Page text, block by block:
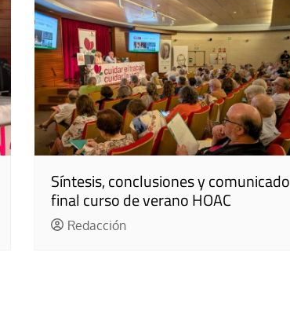
Síntesis, conclusiones y comunicado
final curso de verano HOAC
Redacción